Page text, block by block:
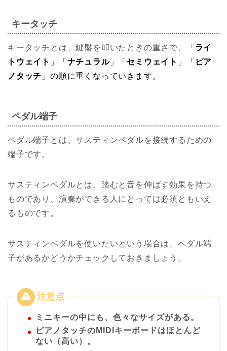
キータッチ
キータッチとは、鍵盤を叩いたときの重さで、「 ライ
トウェイト 」「 ナチュラル」「 セミウェイト 」「 ピア
ノタッチ 」の順に重くなっていきます。
ペダル端子
ペダル端子とは、サスティンペダルを接続するための
端子です。
サスティンペダルとは、踏むと音を伸ばす効果を持つ
ものであり、演奏ができる人にとっては必須ともいえ
るものです。
サスティンペダルを使いたいという場合は、ペダル端
子があるかどうかチェックしておきましょう。
ミニキーの中にも、色々なサイズがある。
ピアノタッチのMIDIキーボードはほとんど
ない（高い）。